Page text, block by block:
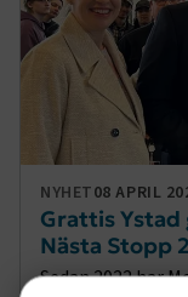
NYHET08 APRIL
Grattis Ystad
Nästa Stopp
Sedan 2022 har